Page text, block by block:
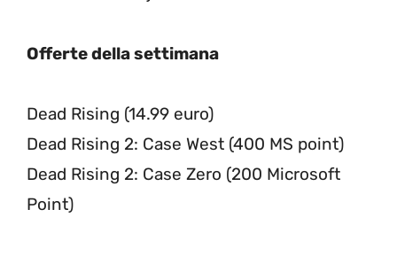
Offerte della settimana
Dead Rising (14.99 euro)
Dead Rising 2: Case West (400 MS point)
Dead Rising 2: Case Zero (200 Microsoft
Point)